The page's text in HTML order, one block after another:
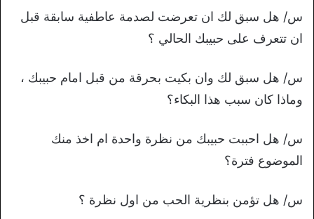
س/ هل سبق لك ان تعرضت لصدمة عاطفية سابقة قبل
ان تتعرف على حبيبك الحالي ؟
س/ هل سبق لك وان بكيت بحرقة من قبل امام حبيبك ،
وماذا كان سبب هذا البكاء؟
س/ هل احببت حبيبك من نظرة واحدة ام اخذ منك
الموضوع فترة؟
س/ هل تؤمن بنظرية الحب من اول نظرة ؟